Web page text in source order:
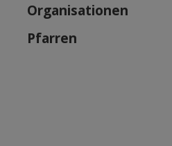
Organisationen
Pfarren